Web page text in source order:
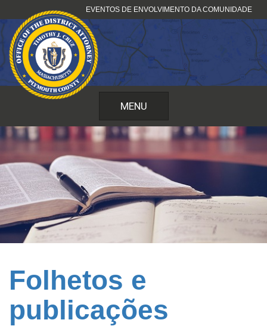
para
o
conteúdo
EVENTOS DE ENVOLVIMENTO DA COMUNIDADE
MENU
Folhetos e
publicações